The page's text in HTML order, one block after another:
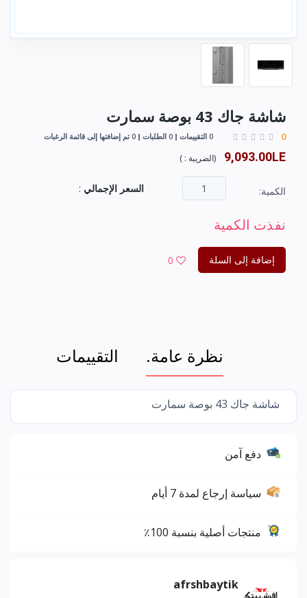
شاشة جاك 43 بوصة سمارت
0 0 التقييمات 0 الطلبات 0 تم إضافتها إلى قائمة الرغبات
9,093.00LE
(الضريبة : )
الكمية: السعر الإجمالي :
نفذت الكمية
إضافة إلى السلة 0
نظرة عامة. التقييمات
شاشة جاك 43 بوصة سمارت
دفع آمن
سياسة إرجاع لمدة 7 أيام
منتجات أصلية بنسبة 100٪
afrshbaytik